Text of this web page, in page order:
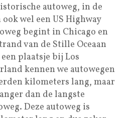
autoweg, in de
wel een US Highway
begint in Chicago en
van de Stille Oceaan
plaatsje bij Los
kennen we autowegen
kilometers lang, maar
dan de langste
Deze autoweg is